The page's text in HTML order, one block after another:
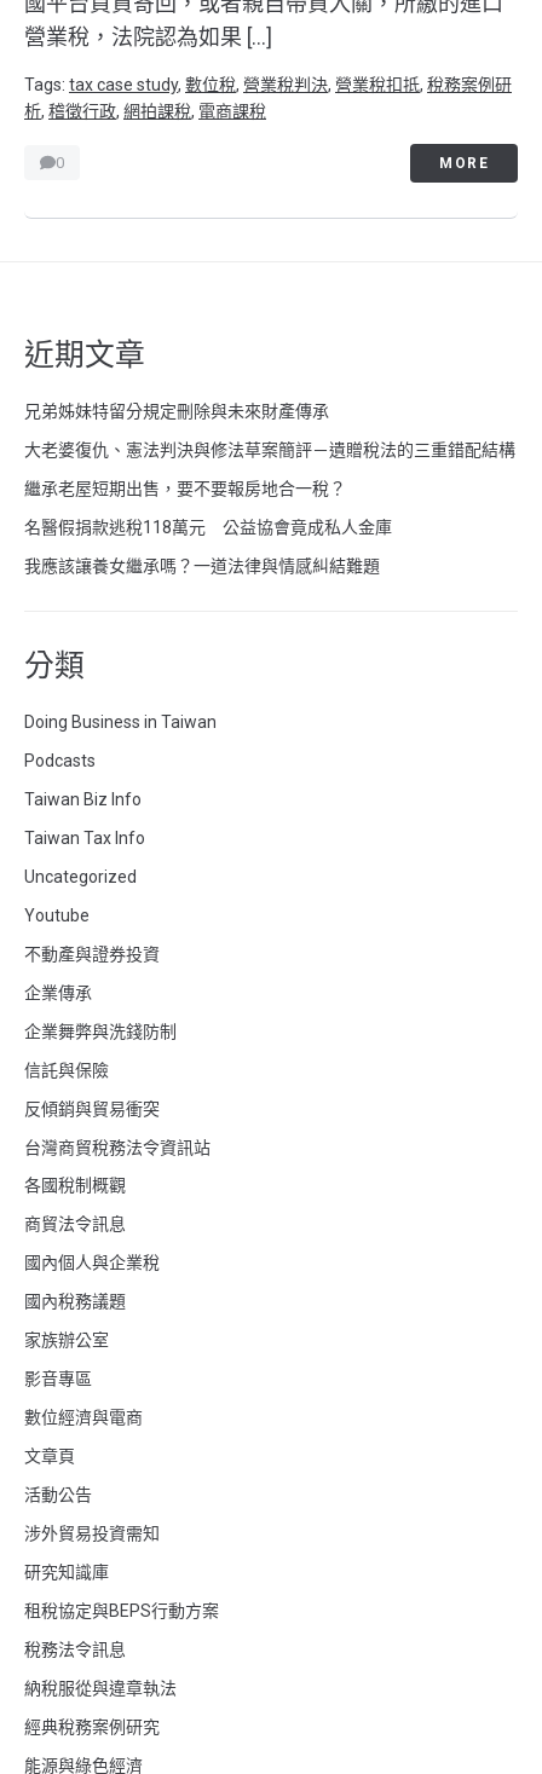
營業稅，法院認為如果 […]
Tags: tax case study, 數位稅, 營業稅判決, 營業稅扣抵, 稅務案例研
析, 稽徵行政, 網拍課稅, 電商課稅
0 MORE
近期文章
兄弟姊妹特留分規定刪除與未來財產傳承
大老婆復仇、憲法判決與修法草案簡評－遺贈稅法的三重錯配結構
繼承老屋短期出售，要不要報房地合一稅？
名醫假捐款逃稅118萬元 公益協會竟成私人金庫
我應該讓養女繼承嗎？一道法律與情感糾結難題
分類
Doing Business in Taiwan
Podcasts
Taiwan Biz Info
Taiwan Tax Info
Uncategorized
Youtube
不動產與證券投資
企業傳承
企業舞弊與洗錢防制
信託與保險
反傾銷與貿易衝突
台灣商貿稅務法令資訊站
各國稅制概觀
商貿法令訊息
國內個人與企業稅
國內稅務議題
家族辦公室
影音專區
數位經濟與電商
文章頁
活動公告
涉外貿易投資需知
研究知識庫
租稅協定與BEPS行動方案
稅務法令訊息
納稅服從與違章執法
經典稅務案例研究
能源與綠色經濟